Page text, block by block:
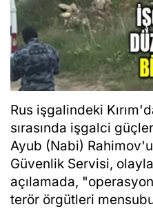
Rus işgalindeki
sırasında işgalci
Ayub (Nabi)
Güvenlik Servisi,
açılamada,
terör örgütleri